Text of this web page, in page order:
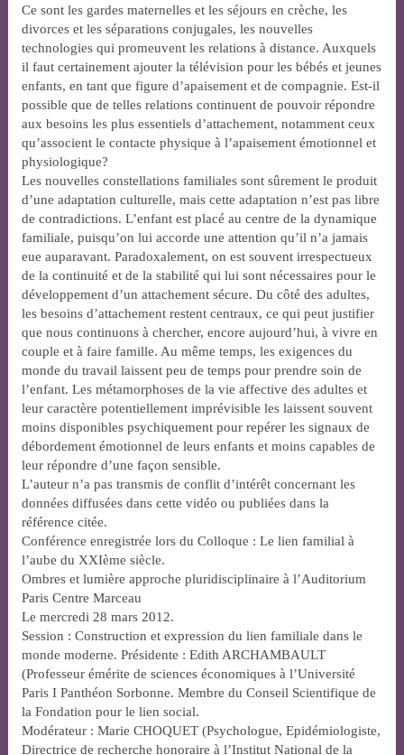
Ce sont les gardes maternelles et les séjours en crèche, les
divorces et les séparations conjugales, les nouvelles
technologies qui promeuvent les relations à distance. Auxquels
il faut certainement ajouter la télévision pour les bébés et jeunes
enfants, en tant que figure d’apaisement et de compagnie. Est-il
possible que de telles relations continuent de pouvoir répondre
aux besoins les plus essentiels d’attachement, notamment ceux
qu’associent le contacte physique à l’apaisement émotionnel et
physiologique?
Les nouvelles constellations familiales sont sûrement le produit
d’une adaptation culturelle, mais cette adaptation n’est pas libre
de contradictions. L’enfant est placé au centre de la dynamique
familiale, puisqu’on lui accorde une attention qu’il n’a jamais
eue auparavant. Paradoxalement, on est souvent irrespectueux
de la continuité et de la stabilité qui lui sont nécessaires pour le
développement d’un attachement sécure. Du côté des adultes,
les besoins d’attachement restent centraux, ce qui peut justifier
que nous continuons à chercher, encore aujourd’hui, à vivre en
couple et à faire famille. Au même temps, les exigences du
monde du travail laissent peu de temps pour prendre soin de
l’enfant. Les métamorphoses de la vie affective des adultes et
leur caractère potentiellement imprévisible les laissent souvent
moins disponibles psychiquement pour repérer les signaux de
débordement émotionnel de leurs enfants et moins capables de
leur répondre d’une façon sensible.
L’auteur n’a pas transmis de conflit d’intérêt concernant les
données diffusées dans cette vidéo ou publiées dans la
référence citée.
Conférence enregistrée lors du Colloque : Le lien familial à
l’aube du XXIème siècle.
Ombres et lumière approche pluridisciplinaire à l’Auditorium
Paris Centre Marceau
Le mercredi 28 mars 2012.
Session : Construction et expression du lien familiale dans le
monde moderne. Présidente : Edith ARCHAMBAULT
(Professeur émérite de sciences économiques à l’Université
Paris I Panthéon Sorbonne. Membre du Conseil Scientifique de
la Fondation pour le lien social.
Modérateur : Marie CHOQUET (Psychologue, Epidémiologiste,
Directrice de recherche honoraire à l’Institut National de la